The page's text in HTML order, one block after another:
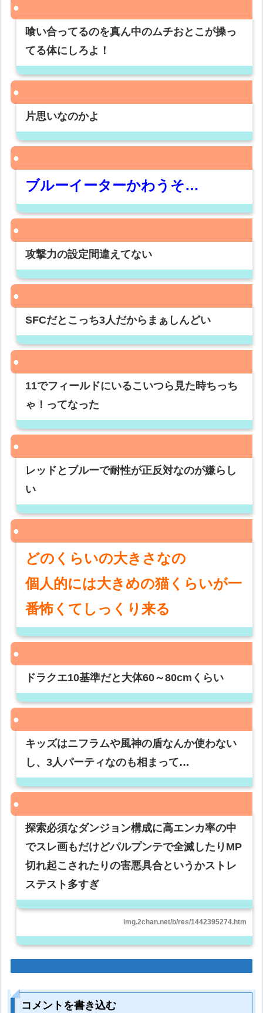
喰い合ってるのを真ん中のムチおとこが操っ
てる体にしろよ！
片思いなのかよ
ブルーイーターかわうそ…
攻撃力の設定間違えてない
SFCだとこっち3人だからまぁしんどい
11でフィールドにいるこいつら見た時ちっち
ゃ！ってなった
レッドとブルーで耐性が正反対なのが嫌らし
い
どのくらいの大きさなの
個人的には大きめの猫くらいが一
番怖くてしっくり来る
ドラクエ10基準だと大体60～80cmくらい
キッズはニフラムや風神の盾なんか使わない
し、3人パーティなのも相まって…
探索必須なダンジョン構成に高エンカ率の中
でスレ画もだけどパルプンテで全滅したりMP
切れ起こされたりの害悪具合というかストレ
ステスト多すぎ
img.2chan.net/b/res/1442395274.htm
コメントを書き込む